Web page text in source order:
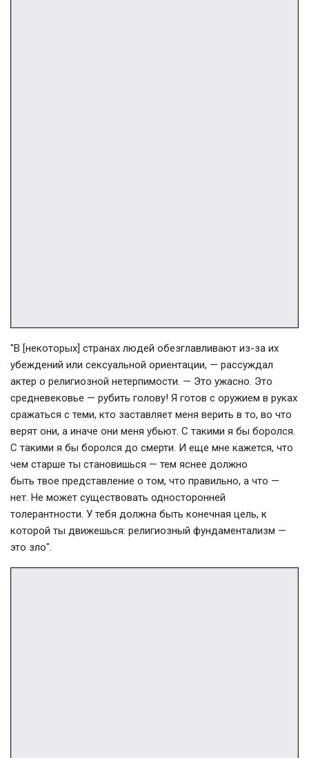
"В [некоторых] странах людей обезглавливают из-за их
убеждений или сексуальной ориентации, — рассуждал
актер о религиозной нетерпимости. — Это ужасно. Это
средневековье — рубить голову! Я готов с оружием в руках
сражаться с теми, кто заставляет меня верить в то, во что
верят они, а иначе они меня убьют. С такими я бы боролся.
С такими я бы боролся до смерти. И еще мне кажется, что
чем старше ты становишься — тем яснее должно
быть твое представление о том, что правильно, а что —
нет. Не может существовать односторонней
толерантности. У тебя должна быть конечная цель, к
которой ты движешься: религиозный фундаментализм —
это зло".